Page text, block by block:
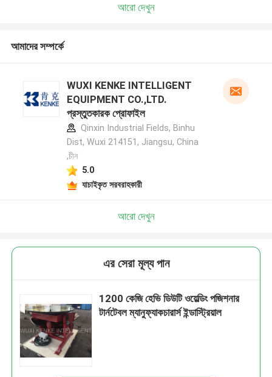
আরো দেখুন
আমাদের সম্পর্কে
WUXI KENKE INTELLIGENT
EQUIPMENT CO.,LTD.
প্রস্তুতকারক প্রোফাইল
Qinxin Industrial Fields, Binhu
Dist, Wuxi 214151, Jiangsu, China
,চীন
5.0
যাচাইকৃত সরবরাহকারী
আরো দেখুন
এর সেরা মূল্য পান
1200 কেজি হেভি ডিউটি ​​ওয়েল্ডিং পজিশনার
টার্নটেবল ম্যানুফ্যাকচারার্স ইন্ডাস্ট্রিয়াল